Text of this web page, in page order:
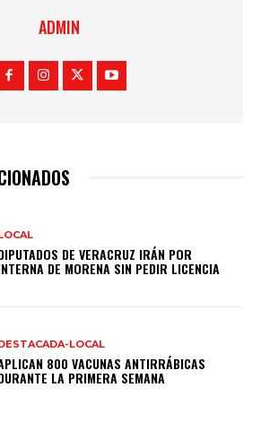
ADMIN
DE VERACRUZ IRÁN POR
DE MORENA SIN PEDIR LICENCIA
LOCAL
800 VACUNAS ANTIRRÁBICAS
LA PRIMERA SEMANA